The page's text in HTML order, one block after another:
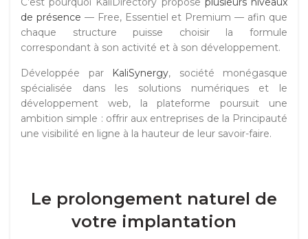
de présence — Free, Essentiel et Premium — afin que
chaque structure puisse choisir la formule
correspondant à son activité et à son développement.
Développée par KaliSynergy, société monégasque
spécialisée dans les solutions numériques et le
développement web, la plateforme poursuit une
ambition simple : offrir aux entreprises de la Principauté
une visibilité en ligne à la hauteur de leur savoir-faire.
Le prolongement naturel de
votre implantation